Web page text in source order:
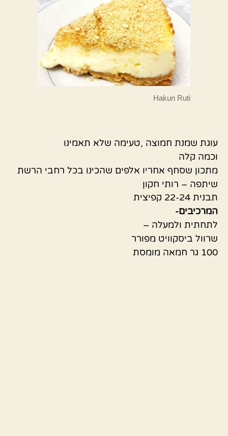
Hakun Ruti
עוגת שמנת חמוצה ,טעימה שלא תאמינו
וכמה קלה
מתכון שסחף אחריו אלפים שהכינו בכל רחבי הרשת
שיתפה – רותי חקון
תבנית 22-24 קפיצית
המרכיבים-
לתחתית ולמעלה –
שרוול ביסקוויט מפורר
100 גר חמאה מומסת